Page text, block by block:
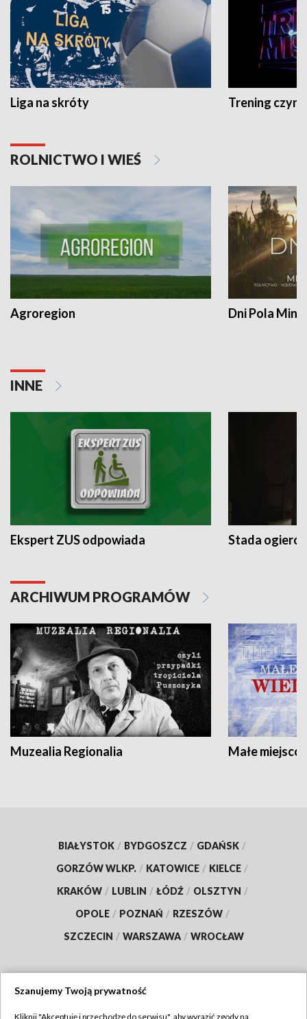
Liga na skróty Trening czyni
ROLNICTWO I WIEŚ
Agroregion Dni Pola
INNE
Ekspert ZUS odpowiada Stada
ARCHIWUM PROGRAMÓW
Muzealia Regionalia Małe
BIAŁYSTOK / BYDGOSZCZ / GDAŃSK /
GORZÓW WLKP. / KATOWICE / KIELCE /
KRAKÓW / LUBLIN / ŁÓDŹ / OLSZTYN /
OPOLE / POZNAŃ / RZESZÓW /
SZCZECIN / WARSZAWA / WROCŁAW
Szanujemy Twoją prywatność
Kliknij "Akceptuję i przechodzę do serwisu", aby wyrazić zgody na